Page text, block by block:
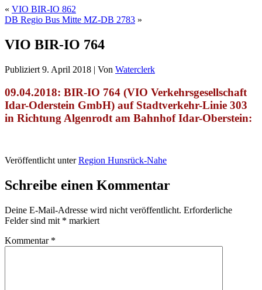
« VIO BIR-IO 862
DB Regio Bus Mitte MZ-DB 2783 »
VIO BIR-IO 764
Publiziert 9. April 2018 | Von Waterclerk
09.04.2018: BIR-IO 764 (VIO Verkehrsgesellschaft
Idar-Oderstein GmbH) auf Stadtverkehr-Linie 303
in Richtung Algenrodt am Bahnhof Idar-Oberstein:
Veröffentlicht unter Region Hunsrück-Nahe
Schreibe einen Kommentar
Deine E-Mail-Adresse wird nicht veröffentlicht. Erforderliche
Felder sind mit * markiert
Kommentar *